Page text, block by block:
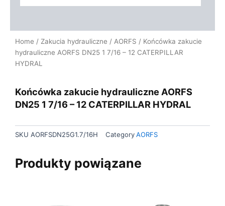
Home / Zakucia hydrauliczne / AORFS / Końcówka zakucie
hydrauliczne AORFS DN25 1 7/16 – 12 CATERPILLAR
HYDRAL
Końcówka zakucie hydrauliczne AORFS
DN25 1 7/16 – 12 CATERPILLAR HYDRAL
SKU AORFSDN25G1.7/16H CategoryAORFS
Produkty powiązane